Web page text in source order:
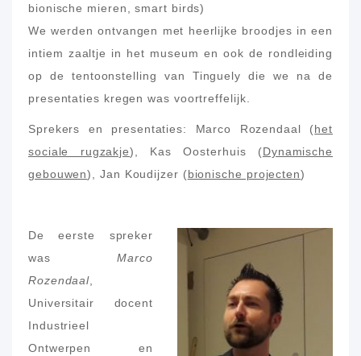
bionische mieren, smart birds)
We werden ontvangen met heerlijke broodjes in een
intiem zaaltje in het museum en ook de rondleiding
op de tentoonstelling van Tinguely die we na de
presentaties kregen was voortreffelijk.
Sprekers en presentaties: Marco Rozendaal (het
sociale rugzakje), Kas Oosterhuis (Dynamische
gebouwen), Jan Koudijzer (bionische projecten)
De eerste spreker
wasMarco
Rozendaal,
Universitair docent
Industrieel
Ontwerpen en